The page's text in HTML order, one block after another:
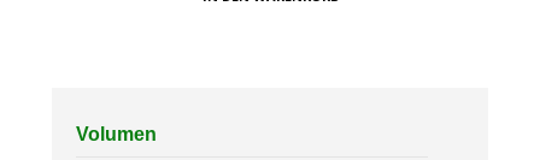
Volumen